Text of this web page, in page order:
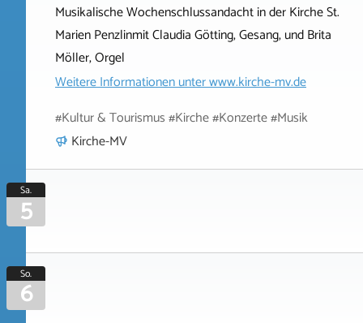
Musikalische Wochenschlussandacht in der Kirche St.
Marien Penzlinmit Claudia Götting, Gesang, und Brita
Möller, Orgel
Weitere Informationen unterwww.kirche-mv.de
#Kultur & Tourismus #Kirche #Konzerte #Musik
Kirche-MV
Sa.
5
So.
6